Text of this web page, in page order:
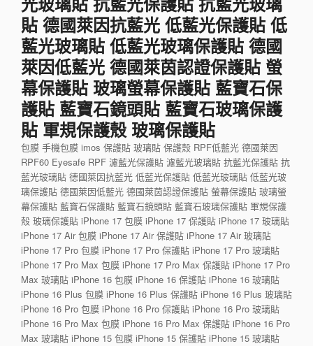
貼 德國萊因抗藍光 低藍光保護貼 低
藍光玻璃貼 低藍光玻璃保護貼 德國
萊因低藍光 德國萊茵認證保護貼 螢
幕保護貼 玻璃螢幕保護貼 藍寶石保
護貼 藍寶石鏡頭貼 藍寶石玻璃保護
貼 軍規保護殼 玻璃保護貼
包膜 手機包膜 imos 保護貼 玻璃貼 保護殼 RPF低藍光 德國萊因
RPF60 Eyesafe RPF 濾藍光保護貼 濾藍光玻璃貼 抗藍光保護貼 抗
藍光玻璃貼 德國萊因抗藍光 低藍光保護貼 低藍光玻璃貼 低藍光玻
璃保護貼 德國萊因低藍光 德國萊茵認證保護貼 螢幕保護貼 玻璃螢
幕保護貼 藍寶石保護貼 藍寶石鏡頭貼 藍寶石玻璃保護貼 軍規保護
殼 玻璃保護貼 iPhone 17 包膜 iPhone 17 保護貼 iPhone 17 玻璃貼
iPhone 17 Air 包膜 iPhone 17 Air 保護貼 iPhone 17 Air 玻璃貼
iPhone 17 Pro 包膜 iPhone 17 Pro 保護貼 iPhone 17 Pro 玻璃貼
iPhone 17 Pro Max 包膜 iPhone 17 Pro Max 保護貼 iPhone 17 Pro
Max 玻璃貼 iPhone 16 包膜 iPhone 16 保護貼 iPhone 16 玻璃貼
iPhone 16 Plus 包膜 iPhone 16 Plus 保護貼 iPhone 16 Plus 玻璃貼
iPhone 16 Pro 包膜 iPhone 16 Pro 保護貼 iPhone 16 Pro 玻璃貼
iPhone 16 Pro Max 包膜 iPhone 16 Pro Max 保護貼 iPhone 16 Pro
Max 玻璃貼 iPhone 15 包膜 iPhone 15 保護貼 iPhone 15 玻璃貼